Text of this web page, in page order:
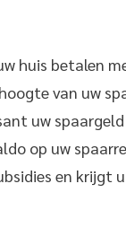
huis betalen
van uw
uw
op uw
en krijgt